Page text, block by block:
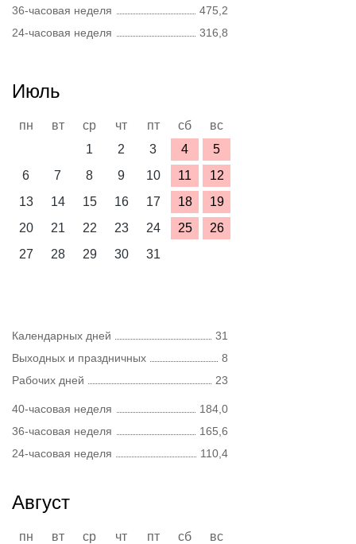
36-часовая неделя
475,2
24-часовая неделя
316,8
Июль
пн вт ср чт пт сб
вс
1
2 3 4
5
6
7 8 9 10 11
12
13
14 15 16 17 18
19
20
21 22 23 24 25
26
27
28 29 30 31
Календарных дней
31
Выходных и праздничных
8
Рабочих дней
23
40-часовая неделя
184,0
36-часовая неделя
165,6
24-часовая неделя
110,4
Август
пн вт ср чт пт сб
вс